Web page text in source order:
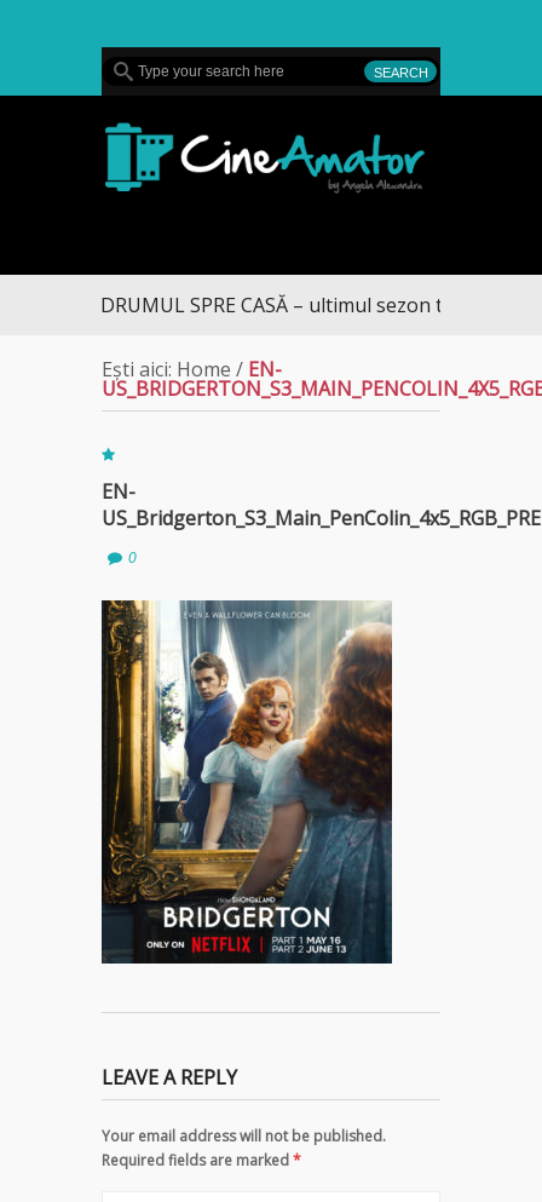
DRUMUL SPRE CASĂ – ultimul sezon te aduce la
Ești aici: Home / EN-
EN-
US_Bridgerton_S3_Main_PenColin_4x5_RGB_PRE
0
LEAVE A REPLY
Your email address will not be published.
Required fields are marked*